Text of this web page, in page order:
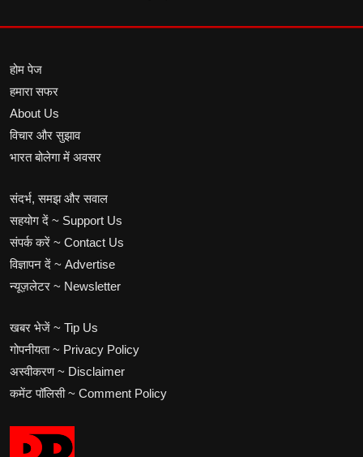
होम पेज
हमारा सफर
About Us
विचार और सुझाव
भारत बोलेगा में अवसर
संदर्भ, समझ और सवाल
सहयोग दें ~ Support Us
संपर्क करें ~ Contact Us
विज्ञापन दें ~ Advertise
न्यूज़लेटर ~ Newsletter
खबर भेजें ~ Tip Us
गोपनीयता ~ Privacy Policy
अस्वीकरण ~ Disclaimer
कमेंट पॉलिसी ~ Comment Policy